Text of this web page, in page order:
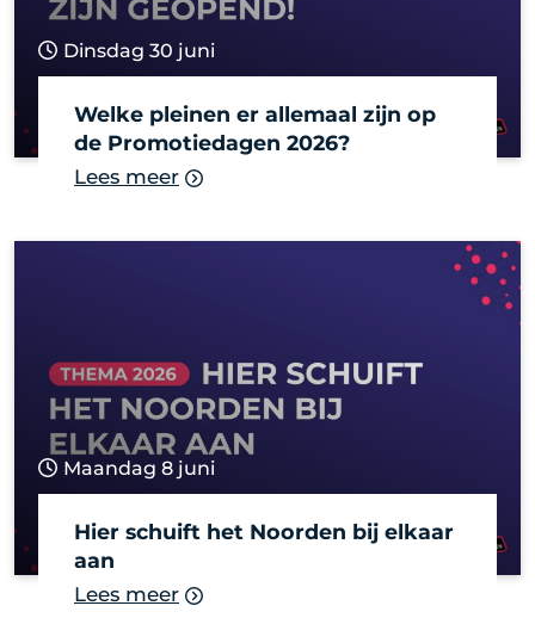
Dinsdag 30 juni
Welke pleinen er allemaal zijn op
de Promotiedagen 2026?
Lees meer
Maandag 8 juni
Hier schuift het Noorden bij elkaar
aan
Lees meer